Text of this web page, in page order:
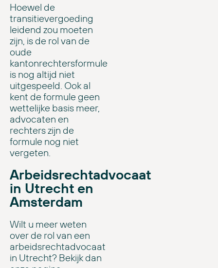
Hoewel de
transitievergoeding
leidend zou moeten
zijn, is de rol van de
oude
kantonrechtersformule
is nog altijd niet
uitgespeeld. Ook al
kent de formule geen
wettelijke basis meer,
advocaten en
rechters zijn de
formule nog niet
vergeten.
Arbeidsrechtadvocaat
in Utrecht en
Amsterdam
Wilt u meer weten
over de rol van een
arbeidsrechtadvocaat
in Utrecht? Bekijk dan